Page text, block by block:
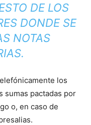
DE LOS
DONDE SE
NOTAS
los
sumas pactadas por
o, en caso de